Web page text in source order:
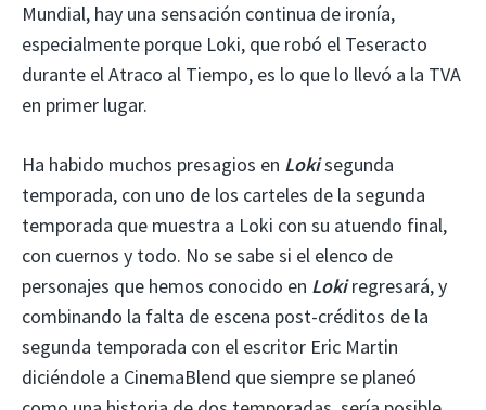
Mundial, hay una sensación continua de ironía,
especialmente porque Loki, que robó el Teseracto
durante el Atraco al Tiempo, es lo que lo llevó a la TVA
en primer lugar.
Ha habido muchos presagios en Lokisegunda
temporada, con uno de los carteles de la segunda
temporada que muestra a Loki con su atuendo final,
con cuernos y todo. No se sabe si el elenco de
personajes que hemos conocido en Lokiregresará, y
combinando la falta de escena post-créditos de la
segunda temporada con el escritor Eric Martin
diciéndole a CinemaBlend que siempre se planeó